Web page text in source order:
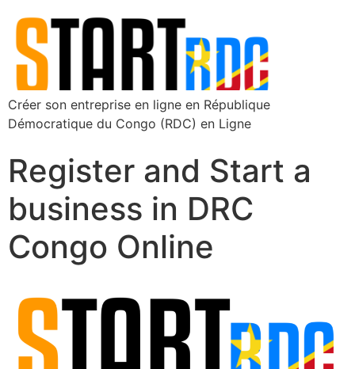
Créer son entreprise en ligne en République
Démocratique du Congo (RDC) en Ligne
Register and Start a
business in DRC
Congo Online